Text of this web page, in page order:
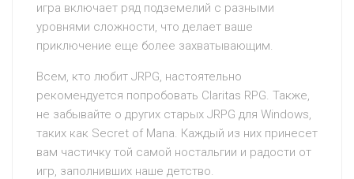
игра включает ряд подземелий с разными
уровнями сложности, что делает ваше
приключение еще более захватывающим.
Всем, кто любит JRPG, настоятельно
рекомендуется попробовать Claritas RPG. Также,
не забывайте о других старых JRPG для Windows,
таких как Secret of Mana. Каждый из них принесет
вам частичку той самой ностальгии и радости от
игр, заполнивших наше детство.